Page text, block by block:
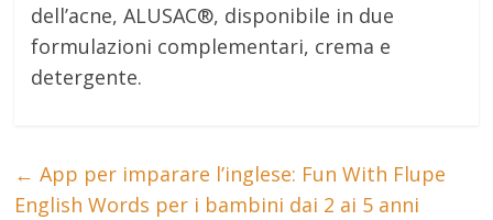
dell’acne, ALUSAC®, disponibile in due
formulazioni complementari, crema e
detergente.
← App per imparare l’inglese: Fun With Flupe
English Words per i bambini dai 2 ai 5 anni